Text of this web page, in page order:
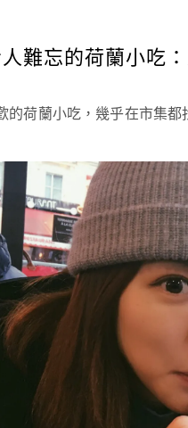
難忘的荷蘭小吃
的荷蘭小吃，幾乎在市集